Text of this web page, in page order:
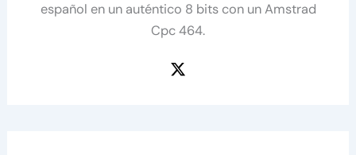
español en un auténtico 8 bits con un Amstrad
Cpc 464.